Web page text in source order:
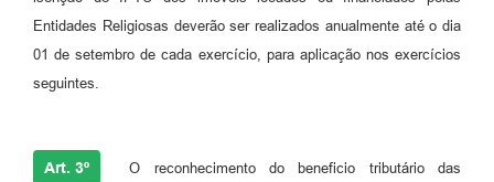
Entidades Religiosas deverão ser realizados anualmente até o dia
01 de setembro de cada exercício, para aplicação nos exercícios
seguintes.
Art. 3º O reconhecimento do beneficio tributário das